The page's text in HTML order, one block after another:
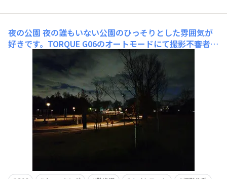
夜の公園 夜の誰もいない公園のひっそりとした雰囲気が
好きです。TORQUE G06のオートモードにて撮影不審者の
出てくるリスクとかそういうのもあるんですが、その辺は
ひとまずとして（ TORQUE G06のナイトモードにて撮影
昼間は親子連れや恋人同士などで賑やかであろう場所なの
に、夜になると誰１人いな